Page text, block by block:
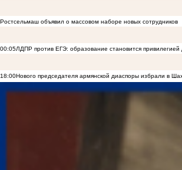
Ростсельмаш объявил о массовом наборе новых сотрудников
00:05ЛДПР против ЕГЭ: образование становится привилегией
18:00Нового председателя армянской диаспоры избрали в